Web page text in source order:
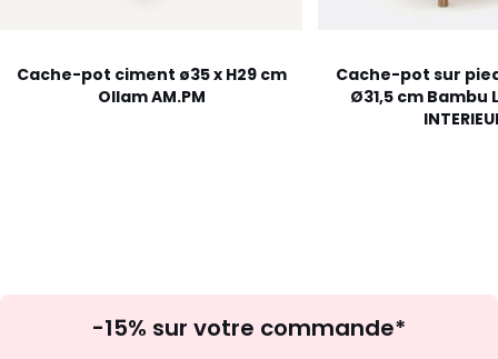
Cache-pot ciment ø35 x H29 cm
Ollam AM.PM
Cache-pot sur
Ø31,5 cm Bambu
à
-15% sur votre commande*